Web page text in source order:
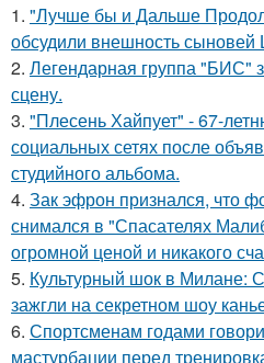
1. "Лучше бы и Дальше
обсудили внешность сыновей
2. Легендарная группа "БИС"
сцену.
3. "Плесень Хайпует" - 67-
социальных сетях после
студийного альбома.
4. Зак эфрон признался, что
снимался в "Спасателях
огромной ценой и никакого
5. Культурный шок в Милане:
зажгли на секретном шоу
6. Спортсменам годами
мастурбации перед